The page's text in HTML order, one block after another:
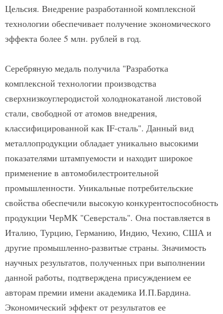
Цельсия. Внедрение разработанной комплексной
технологии обеспечивает получение экономического
эффекта более 5 млн. рублей в год.
Серебряную медаль получила "Разработка
комплексной технологии производства
сверхнизкоуглеродистой холоднокатаной листовой
стали, свободной от атомов внедрения,
классифицированной как IF-сталь". Данный вид
металлопродукции обладает уникально высокими
показателями штампуемости и находит широкое
применение в автомобилестроительной
промышленности. Уникальные потребительские
свойства обеспечили высокую конкурентоспособность
продукции ЧерМК "Северсталь". Она поставляется в
Италию, Турцию, Германию, Индию, Чехию, США и
другие промышленно-развитые страны. Значимость
научных результатов, полученных при выполнении
данной работы, подтверждена присуждением ее
авторам премии имени академика И.П.Бардина.
Экономический эффект от результатов ее